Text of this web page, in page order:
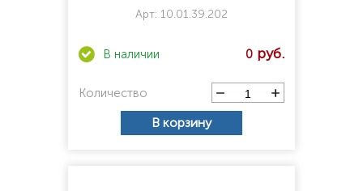
Арт: 10.01.39.202
0
Количество
В корзину